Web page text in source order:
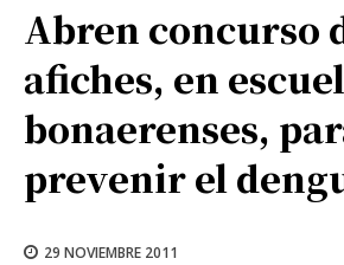
Abren concurso
afiches, en
bonaerenses,
prevenir el
29 NOVIEMBRE 2011